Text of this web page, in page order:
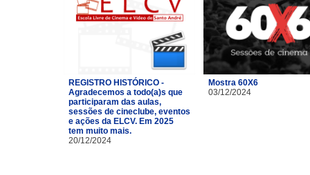
REGISTRO HISTÓRICO -
Agradecemos a todo(a)s que
participaram das aulas,
sessões de cineclube, eventos
e ações da ELCV. Em 2025
tem muito mais.
20/12/2024
Mostra 60X6
03/12/2024